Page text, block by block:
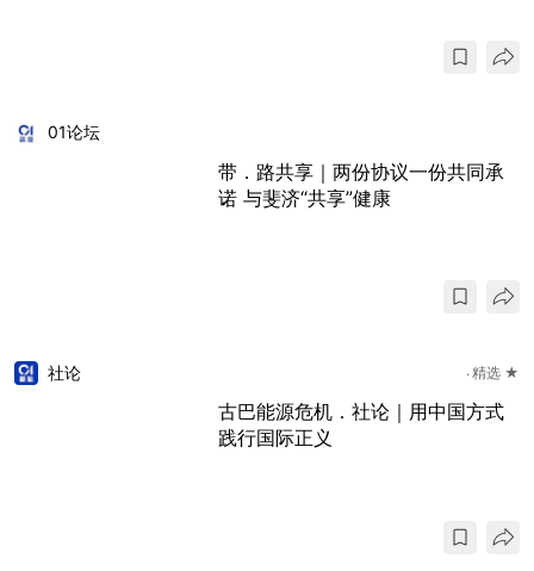
01论坛
带．路共享｜两份协议一份共同承
诺 与斐济“共享”健康
社论 精选 ★
古巴能源危机．社论｜用中国方式
践行国际正义